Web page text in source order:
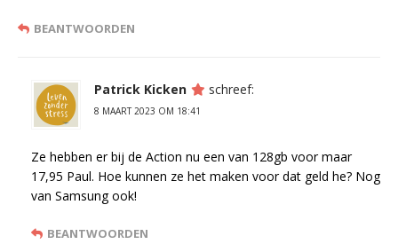
BEANTWOORDEN
Patrick Kicken schreef:
8 MAART 2023 OM 18:41
Ze hebben er bij de Action nu een van 128gb voor maar
17,95 Paul. Hoe kunnen ze het maken voor dat geld he? Nog
van Samsung ook!
BEANTWOORDEN